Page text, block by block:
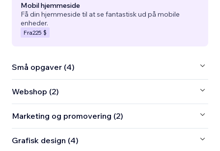
Mobil hjemmeside
Få din hjemmeside til at se fantastisk ud på mobile
enheder.
Fra225 $
Små opgaver (4)
Webshop (2)
Marketing og promovering (2)
Grafisk design (4)